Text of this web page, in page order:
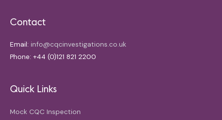
Contact
Email: info@cqcinvestigations.co.uk
Phone: +44 (0)121 821 2200
Quick Links
Mock CQC Inspection